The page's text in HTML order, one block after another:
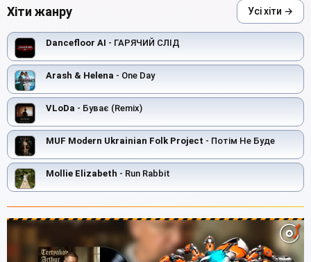
Хіти жанру Усі хіти →
Dancefloor AI - ГАРЯЧИЙ СЛІД
Arash & Helena - One Day
VLoDa - Буває (Remix)
MUF Modern Ukrainian Folk Project - Потім Не Буде
Mollie Elizabeth - Run Rabbit